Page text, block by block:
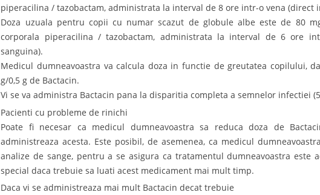
piperacilina / tazobactam, administrata la interval de 8 ore intr-o vena (direct
Doza uzuala pentru copii cu numar scazut de globule albe este de 80
corporala piperacilina / tazobactam, administrata la interval de 6 ore
sanguina).
Medicul dumneavoastra va calcula doza in functie de greutatea copilului,
g/0,5 g de Bactacin.
Vi se va administra Bactacin pana la disparitia completa a semnelor infectiei
Pacienti cu probleme de rinichi
Poate fi necesar ca medicul dumneavoastra sa reduca doza de
administreaza acesta. Este posibil, de asemenea, ca medicul
analize de sange, pentru a se asigura ca tratamentul dumneavoastra este
special daca trebuie sa luati acest medicament mai mult timp.
Daca vi se administreaza mai mult Bactacin decat trebuie